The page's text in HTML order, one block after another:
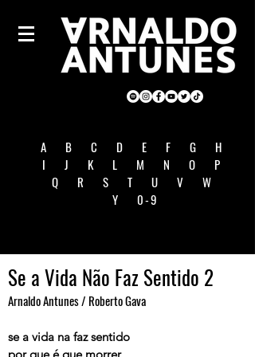
A B C D E F G
H
I
J K L M N O
P
Q
R S T U V
W
Y
0-9
Se a Vida Não Faz Sentido 2
Arnaldo Antunes / Roberto Gava
se a vida na faz sentido